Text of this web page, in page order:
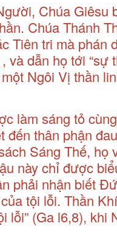
Chúa Giêsu
Chúa Thánh
Tiên tri mà phán
, và dẫn họ tới “sự
Ngôi Vị thần
làm sáng tỏ
thân phận
Sáng Thế,
này chỉ được
phải nhận biết
tội lỗi. Thần
lỗi” (Ga l6,8),